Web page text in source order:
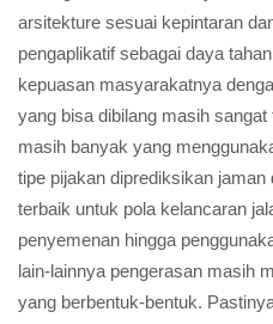
arsitekture sesuai kepintaran
pengaplikatif sebagai daya
kepuasan masyarakatnya
yang bisa dibilang masih
masih banyak yang
tipe pijakan diprediksikan
terbaik untuk pola kelancaran
penyemenan hingga
lain-lainnya pengerasan masih
yang berbentuk-bentuk.